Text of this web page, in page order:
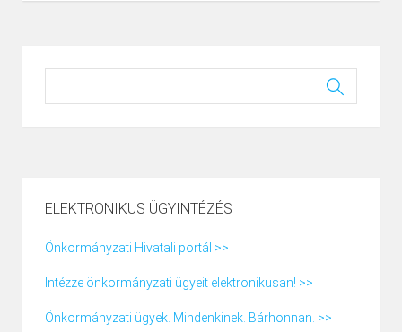
ELEKTRONIKUS ÜGYINTÉZÉS
Önkormányzati Hivatali portál >>
Intézze önkormányzati ügyeit elektronikusan! >>
Önkormányzati ügyek. Mindenkinek. Bárhonnan. >>